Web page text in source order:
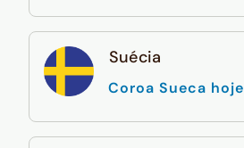
Suécia
Coroa Sueca hoje